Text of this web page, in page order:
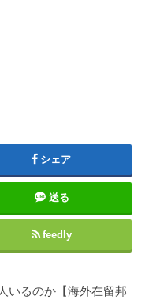
シェア
送る
feedly
いるのか【海外在留邦